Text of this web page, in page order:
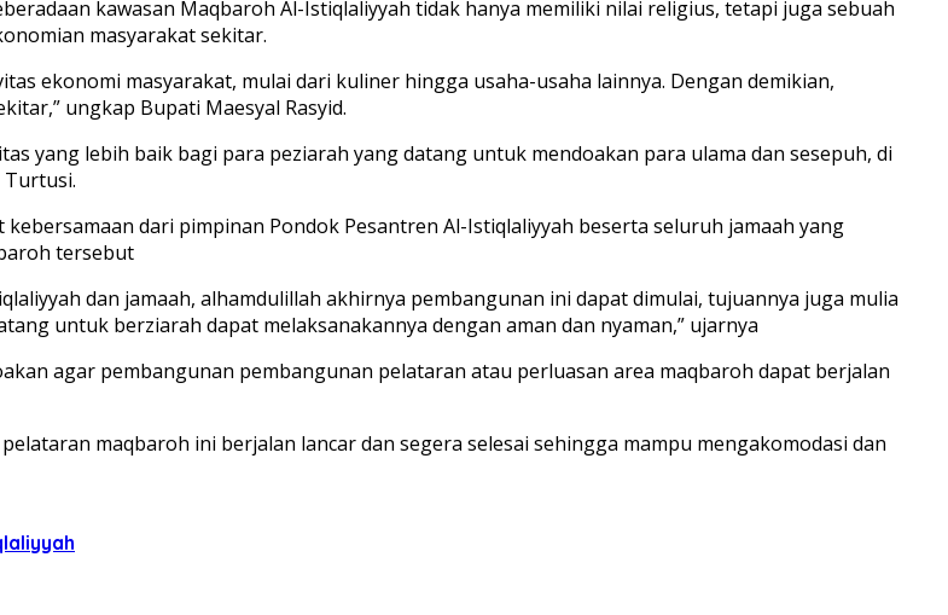
kawasan Maqbaroh Al-Istiqlaliyyah tidak hanya memiliki nilai religius, tetapi juga sebuah
masyarakat sekitar.
ekonomi masyarakat, mulai dari kuliner hingga usaha-usaha lainnya. Dengan demikian,
ungkap Bupati Maesyal Rasyid.
yang lebih baik bagi para peziarah yang datang untuk mendoakan para ulama dan sesepuh, di
Turtusi.
dari pimpinan Pondok Pesantren Al-Istiqlaliyyah beserta seluruh jamaah yang
tersebut
dan jamaah, alhamdulillah akhirnya pembangunan ini dapat dimulai, tujuannya juga mulia
untuk berziarah dapat melaksanakannya dengan aman dan nyaman,” ujarnya
agar pembangunan pembangunan pelataran atau perluasan area maqbaroh dapat berjalan
maqbaroh ini berjalan lancar dan segera selesai sehingga mampu mengakomodasi dan